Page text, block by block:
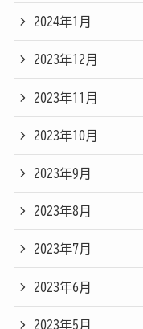
2024年1月
2023年12月
2023年11月
2023年10月
2023年9月
2023年8月
2023年7月
2023年6月
2023年5月